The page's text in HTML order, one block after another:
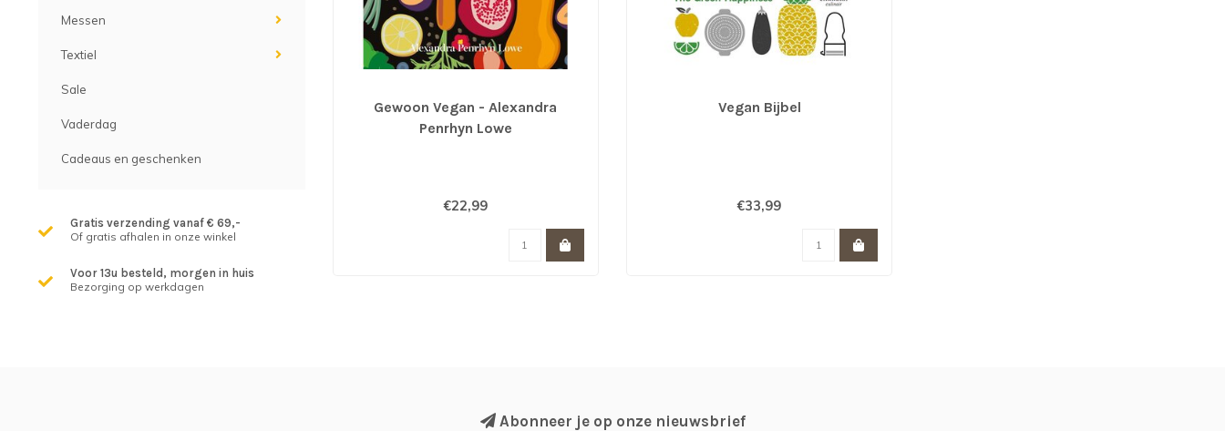
Messen
Textiel
Sale
Vaderdag
Cadeaus en geschenken
Gratis verzending vanaf € 69,-
Of gratis afhalen in onze winkel
Voor 13u besteld, morgen in huis
Bezorging op werkdagen
Gewoon Vegan - Alexandra
Penrhyn Lowe
€22,99
Vegan Bijbel
€33,99
Abonneer je op onze nieuwsbrief